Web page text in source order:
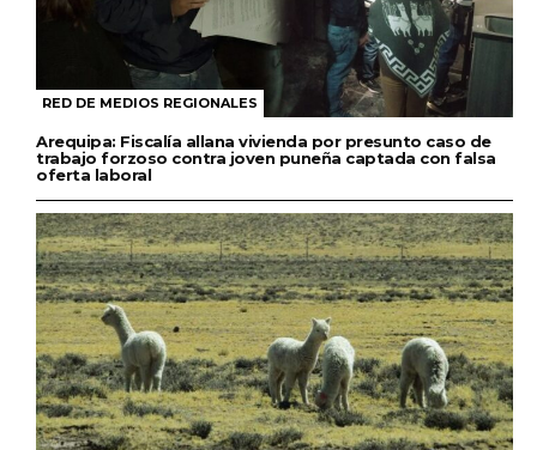
RED DE MEDIOS REGIONALES
Arequipa: Fiscalía allana vivienda por presunto caso de
trabajo forzoso contra joven puneña captada con falsa
oferta laboral